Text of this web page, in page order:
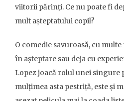
viitorii părinți. Ce nu poate fi
mult așteptatului copil?
O comedie savuroasă, cu
în așteptare sau deja cu
Lopez joacă rolul unei singure
mulțimea asta pestriță, este și